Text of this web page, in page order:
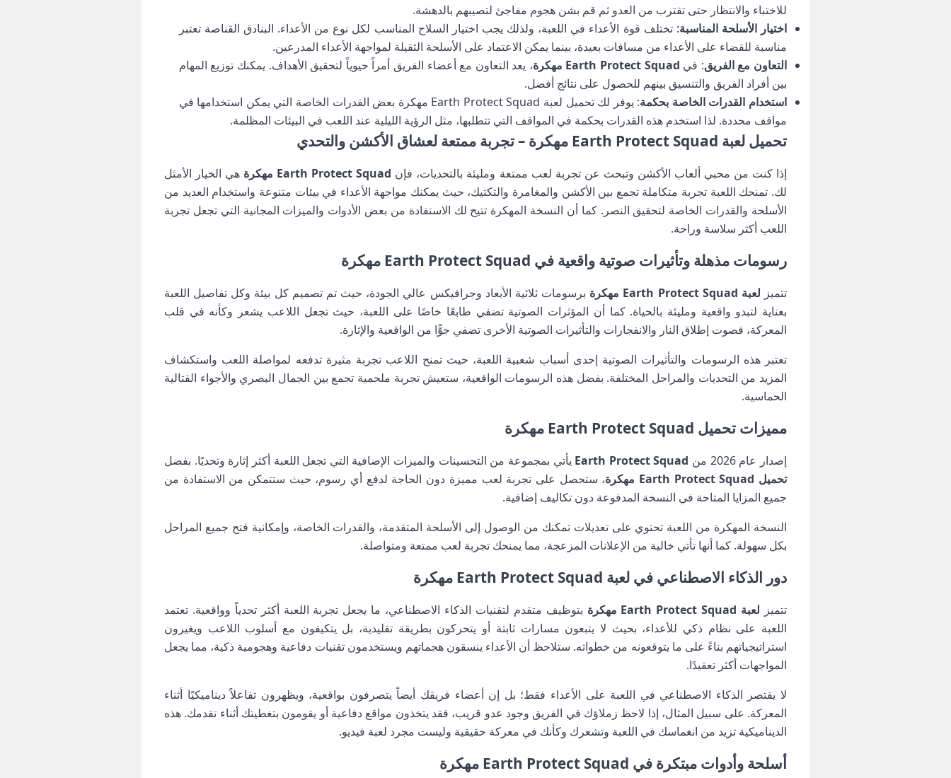
للاختباء والانتظار حتى تقترب من العدو ثم قم بشن هجوم مفاجئ لتصيبهم بالدهشة.
اختيار الأسلحة المناسبة: تختلف قوة الأعداء في اللعبة، ولذلك يجب اختيار السلاح المناسب لكل نوع من الأعداء. البنادق القناصة تعتبر
مناسبة للقضاء على الأعداء من مسافات بعيدة، بينما يمكن الاعتماد على الأسلحة الثقيلة لمواجهة الأعداء المدرعين.
التعاون مع الفريق: في Earth Protect Squad مهكرة
، يعد التعاون مع أعضاء الفريق أمراً حيوياً لتحقيق الأهداف. يمكنك توزيع المهام
بين أفراد الفريق والتنسيق بينهم للحصول على نتائج أفضل.
استخدام القدرات الخاصة بحكمة
: يوفر لك تحميل لعبة Earth Protect Squad مهكرة بعض القدرات الخاصة التي يمكن استخدامها في
مواقف محددة. لذا استخدم هذه القدرات بحكمة في المواقف التي تتطلبها، مثل الرؤية الليلية عند اللعب في البيئات المظلمة.
تحميل لعبة Earth Protect Squad مهكرة – تجربة ممتعة لعشاق الأكشن والتحدي
إذا كنت من محبي ألعاب الأكشن وتبحث عن تجربة لعب ممتعة ومليئة بالتحديات، فإن Earth Protect Squad مهكرة
هي الخيار الأمثل
لك. تمنحك اللعبة تجربة متكاملة تجمع بين الأكشن والمغامرة والتكتيك، حيث يمكنك مواجهة الأعداء في بيئات متنوعة واستخدام العديد من
الأسلحة والقدرات الخاصة لتحقيق النصر. كما أن النسخة المهكرة تتيح لك الاستفادة من بعض الأدوات والميزات المجانية التي تجعل تجربة
اللعب أكثر سلاسة وراحة.
رسومات مذهلة وتأثيرات صوتية واقعية في Earth Protect Squad مهكرة
تتميز لعبة Earth Protect Squad مهكرة
برسومات ثلاثية الأبعاد وجرافيكس عالي الجودة، حيث تم تصميم كل بيئة وكل تفاصيل اللعبة
بعناية لتبدو واقعية ومليئة بالحياة. كما أن المؤثرات الصوتية تضفي طابعًا خاصًا على اللعبة، حيث تجعل اللاعب يشعر وكأنه في قلب
المعركة، فصوت إطلاق النار والانفجارات والتأثيرات الصوتية الأخرى تضفي جوًّا من الواقعية والإثارة.
تعتبر هذه الرسومات والتأثيرات الصوتية إحدى أسباب شعبية اللعبة، حيث تمنح اللاعب تجربة مثيرة تدفعه لمواصلة اللعب واستكشاف
المزيد من التحديات والمراحل المختلفة. بفضل هذه الرسومات الواقعية، ستعيش تجربة ملحمية تجمع بين الجمال البصري والأجواء القتالية
الحماسية.
مميزات تحميل Earth Protect Squad مهكرة
إصدار عام 2026 من Earth Protect Squad يأتي بمجموعة من التحسينات والميزات الإضافية التي تجعل اللعبة أكثر إثارة وتحديًا. بفضل
تحميل Earth Protect Squad مهكرة
، ستحصل على تجربة لعب مميزة دون الحاجة لدفع أي رسوم، حيث ستتمكن من الاستفادة من
جميع المزايا المتاحة في النسخة المدفوعة دون تكاليف إضافية.
النسخة المهكرة من اللعبة تحتوي على تعديلات تمكنك من الوصول إلى الأسلحة المتقدمة، والقدرات الخاصة، وإمكانية فتح جميع المراحل
بكل سهولة. كما أنها تأتي خالية من الإعلانات المزعجة، مما يمنحك تجربة لعب ممتعة ومتواصلة.
دور الذكاء الاصطناعي في لعبة Earth Protect Squad مهكرة
تتميز لعبة Earth Protect Squad مهكرة
بتوظيف متقدم لتقنيات الذكاء الاصطناعي، ما يجعل تجربة اللعبة أكثر تحدياً وواقعية. تعتمد
اللعبة على نظام ذكي للأعداء، بحيث لا يتبعون مسارات ثابتة أو يتحركون بطريقة تقليدية، بل يتكيفون مع أسلوب اللاعب ويغيرون
استراتيجياتهم بناءً على ما يتوقعونه من خطواته. ستلاحظ أن الأعداء ينسقون هجماتهم ويستخدمون تقنيات دفاعية وهجومية ذكية، مما يجعل
المواجهات أكثر تعقيدًا.
لا يقتصر الذكاء الاصطناعي في اللعبة على الأعداء فقط؛ بل إن أعضاء فريقك أيضاً يتصرفون بواقعية، ويظهرون تفاعلاً ديناميكيًا أثناء
المعركة. على سبيل المثال، إذا لاحظ زملاؤك في الفريق وجود عدو قريب، فقد يتخذون مواقع دفاعية أو يقومون بتغطيتك أثناء تقدمك. هذه
الديناميكية تزيد من انغماسك في اللعبة وتشعرك وكأنك في معركة حقيقية وليست مجرد لعبة فيديو.
أسلحة وأدوات مبتكرة في Earth Protect Squad مهكرة